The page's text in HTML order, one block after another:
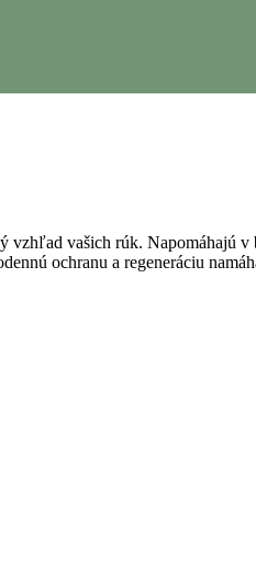
vzhľad vašich rúk. Napomáhajú v
ochranu a regeneráciu